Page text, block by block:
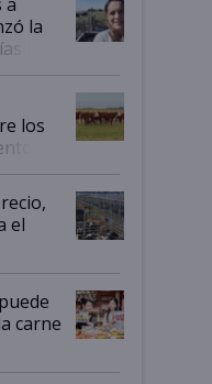
la
le
los
el
carne